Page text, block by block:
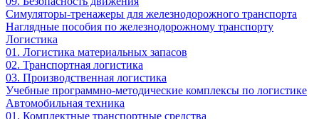
Симуляторы-тренажеры для железнодорожного транспорта
Наглядные пособия по железнодорожному транспорту
Логистика
01. Логистика материальных запасов
02. Транспортная логистика
03. Производственная логистика
Учебные программно-методические комплексы по логистике
Автомобильная техника
01. Комплектные транспортные средства